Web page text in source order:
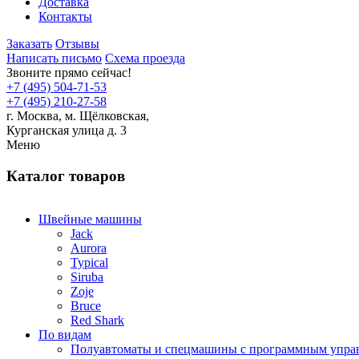
Контакты
Заказать Отзывы
Написать письмо Схема проезда
Звоните прямо сейчас!
+7 (495) 504-71-53
+7 (495) 210-27-58
г. Москва, м. Щёлковская,
Курганская улица д. 3
Меню
Каталог товаров
Швейные машины
Jack
Aurora
Typical
Siruba
Zoje
Bruce
Red Shark
По видам
Полуавтоматы и спецмашины с программным